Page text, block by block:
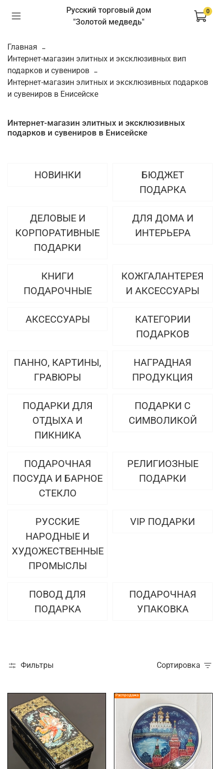
Русский торговый дом
"Золотой медведь"
0
Главная
Интернет-магазин элитных и эксклюзивных вип
подарков и сувениров
Интернет-магазин элитных и эксклюзивных подарков
и сувениров в Енисейске
Интернет-магазин элитных и эксклюзивных
подарков и сувениров в Енисейске
НОВИНКИ
БЮДЖЕТ
ПОДАРКА
ДЕЛОВЫЕ И
КОРПОРАТИВНЫЕ
ПОДАРКИ
ДЛЯ ДОМА И
ИНТЕРЬЕРА
КНИГИ
ПОДАРОЧНЫЕ
КОЖГАЛАНТЕРЕЯ
И АКСЕССУАРЫ
АКСЕССУАРЫ
КАТЕГОРИИ
ПОДАРКОВ
ПАННО, КАРТИНЫ,
ГРАВЮРЫ
НАГРАДНАЯ
ПРОДУКЦИЯ
ПОДАРКИ ДЛЯ
ОТДЫХА И
ПИКНИКА
ПОДАРКИ С
СИМВОЛИКОЙ
ПОДАРОЧНАЯ
ПОСУДА И БАРНОЕ
СТЕКЛО
РЕЛИГИОЗНЫЕ
ПОДАРКИ
РУССКИЕ
НАРОДНЫЕ И
ХУДОЖЕСТВЕННЫЕ
ПРОМЫСЛЫ
VIP ПОДАРКИ
ПОВОД ДЛЯ
ПОДАРКА
ПОДАРОЧНАЯ
УПАКОВКА
Фильтры Сортировка
Распродажа